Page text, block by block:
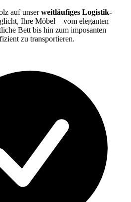
auf unserweitläufiges Logistik-
Ihre Möbel – vom eleganten
Bett bis hin zum imposanten
zu transportieren.